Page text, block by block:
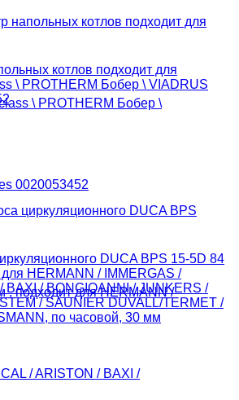
котлов подходит для
\ PROTHERM Бобер \ VIADRUS
DUCA BPS 15-5D 84
HERMANN / IMMERGAS /
BAXI / BONGIOANNI / JUNKERS /
/ SAUNIER DUVALL/TERMET /
по часовой, 30 мм